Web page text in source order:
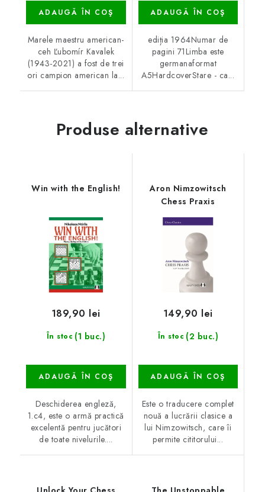
ADAUGĂ ÎN COŞ
Marele maestru american-
ceh Ľubomír Kavalek
(1943-2021) a fost de trei
ori campion american la...
ADAUGĂ ÎN COŞ
ediția 1964Numar de
pagini 71Limba este
germanaformat
A5HardcoverStare - ca...
Produse alternative
Win with the English!
În stoc (1 buc.)
189,90 lei
ADAUGĂ ÎN COŞ
Deschiderea engleză,
1.c4, este o armă practică
excelentă pentru jucători
de toate nivelurile....
Aron Nimzowitsch
Chess Praxis
În stoc (2 buc.)
149,90 lei
ADAUGĂ ÎN COŞ
Este o traducere complet
nouă a lucrării clasice a
lui Nimzowitsch, care îi
permite cititorului...